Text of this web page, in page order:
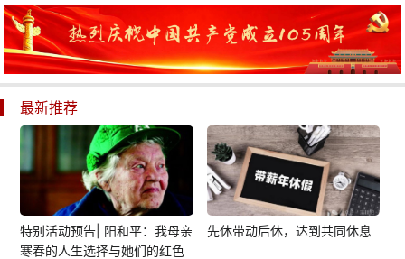
最新推荐
特别活动预告| 阳和平：我母亲
寒春的人生选择与她们的红色
先休带动后休，达到共同休息